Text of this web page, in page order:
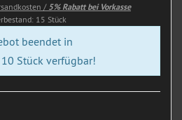
/ 5% Rabatt bei Vorkasse
15 Stück
beendet in
Stück verfügbar!